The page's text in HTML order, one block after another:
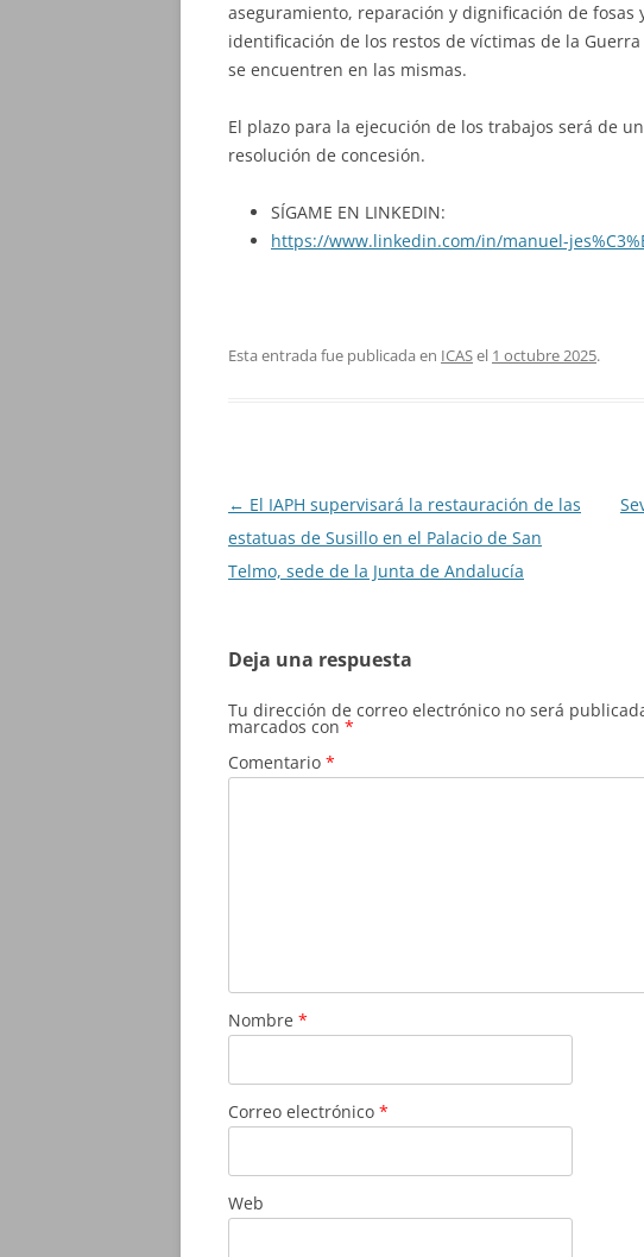
aseguramiento, reparación y dignificación de fosas
identificación de los restos de víctimas de la
se encuentren en las mismas.
El plazo para la ejecución de los trabajos será de
resolución de concesión.
SÍGAME EN LINKEDIN:
https://www.linkedin.com/in/manuel-
Esta entrada fue publicada en ICASel 1 octubre 2025.
Navegación
de
entradas
← El IAPH supervisará la restauración de las
estatuas de Susillo en el Palacio de San
Telmo, sede de la Junta de Andalucía
Deja una respuesta
Tu dirección de correo electrónico no será
marcados con *
Comentario *
Nombre *
Correo electrónico *
Web